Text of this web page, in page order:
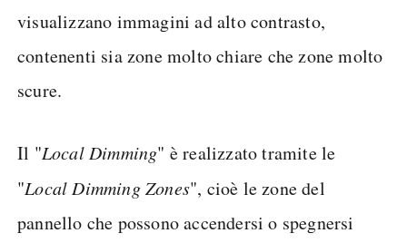
visualizzano immagini ad alto contrasto,
contenenti sia zone molto chiare che zone molto
scure.
Il "Local Dimming" è realizzato tramite le
"Local Dimming Zones", cioè le zone del
pannello che possono accendersi o spegnersi